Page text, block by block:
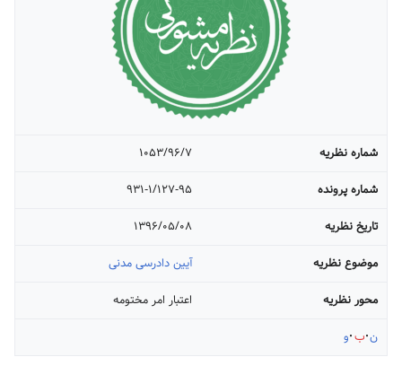
شماره نظریه
۱۰۵۳/۹۶/۷
شماره پرونده
۹۳۱-۱/۱۲۷-۹۵
تاریخ نظریه
۱۳۹۶/۰۵/۰۸
موضوع نظریه
آیین دادرسی مدنی
محور نظریه
اعتبار امر مختومه
ن ب و